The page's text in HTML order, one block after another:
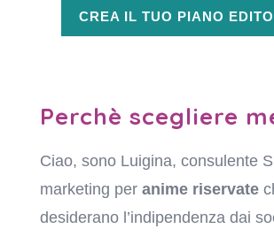
CREA IL TUO PIANO
Perchè scegliere
Ciao, sono Luigina, consulente
marketing per anime riservate
desiderano l’indipendenza dai